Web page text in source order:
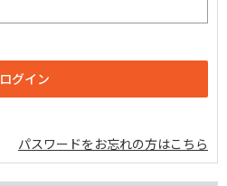
パスワードをお忘れの方はこちら